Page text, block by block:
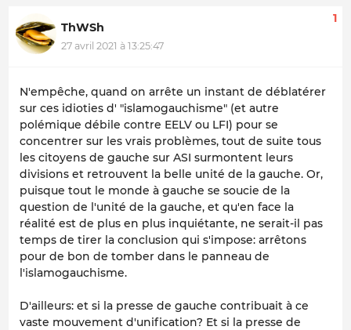
ThWSh
27 avril 2021 à 13:25:47
1
N'empêche, quand on arrête un instant de déblatérer
sur ces idioties d' "islamogauchisme" (et autre
polémique débile contre EELV ou LFI) pour se
concentrer sur les vrais problèmes, tout de suite tous
les citoyens de gauche sur ASI surmontent leurs
divisions et retrouvent la belle unité de la gauche. Or,
puisque tout le monde à gauche se soucie de la
question de l'unité de la gauche, et qu'en face la
réalité est de plus en plus inquiétante, ne serait-il pas
temps de tirer la conclusion qui s'impose: arrêtons
pour de bon de tomber dans le panneau de
l'islamogauchisme.
D'ailleurs: et si la presse de gauche contribuait à ce
vaste mouvement d'unification? Et si la presse de